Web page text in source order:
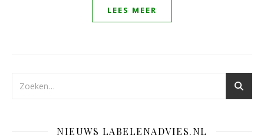
LEES MEER
NIEUWS LABELENADVIES.NL